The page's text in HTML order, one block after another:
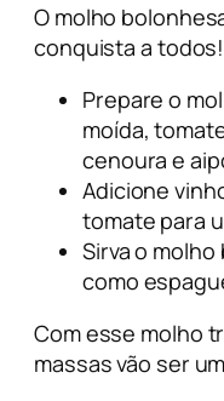
O molho
conquista a todos!
Prepare o
moída,
cenoura e
Adicione
tomate para
Sirva o
como
Com esse molho
massas vão ser